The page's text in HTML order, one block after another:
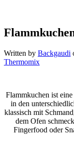
Written by Backgaudi
Thermomix
Flammkuchen ist
in den
klassisch mit
dem Ofen
Fingerfood oder